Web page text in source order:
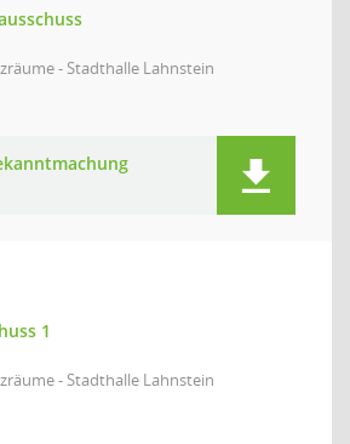
- Stadthalle Lahnstein
1
- Stadthalle Lahnstein